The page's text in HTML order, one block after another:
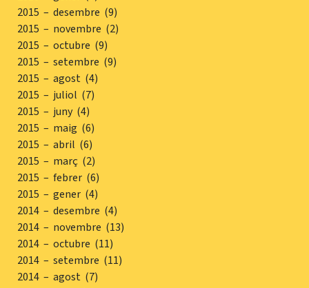
2015 – desembre (9)
2015 – novembre (2)
2015 – octubre (9)
2015 – setembre (9)
2015 – agost (4)
2015 – juliol (7)
2015 – juny (4)
2015 – maig (6)
2015 – abril (6)
2015 – març (2)
2015 – febrer (6)
2015 – gener (4)
2014 – desembre (4)
2014 – novembre (13)
2014 – octubre (11)
2014 – setembre (11)
2014 – agost (7)